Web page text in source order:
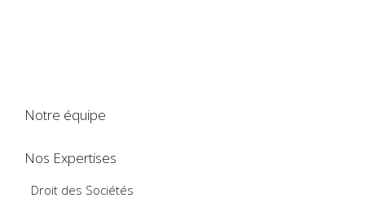
Notre équipe
Nos Expertises
Droit des Sociétés